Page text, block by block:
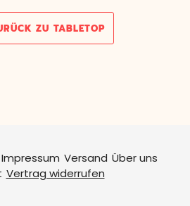
ZU TABLETOP
Impressum Versand Über uns
Vertrag widerrufen